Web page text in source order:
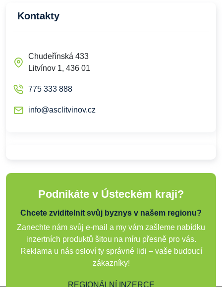
Kontakty
Chudeřínská 433
Litvínov 1, 436 01
775 333 888
info@asclitvinov.cz
Podnikáte v Ústeckém kraji?
Chcete zviditelnit svůj byznys v našem regionu?
Zanechte nám svůj e-mail a my vám zašleme nabídku
inzertních produktů šitou na míru přesně pro vás.
Reklama u nás osloví ty správné lidi – vaše budoucí
zákazníky!
REGIONÁLNÍ INZERCE